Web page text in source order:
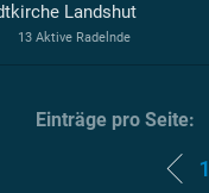
Landshut
13 Aktive Radelnde
1
Einträge pro Seite: